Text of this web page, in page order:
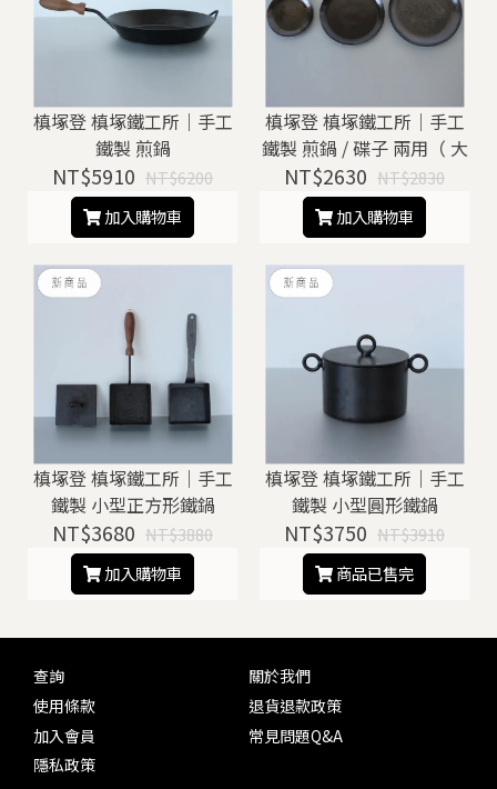
槙塚登 槙塚鐵工所｜手工
鐵製 煎鍋
NT$5910 NT$6200
加入購物車
槙塚登 槙塚鐵工所｜手工
鐵製 煎鍋 / 碟子 兩用（ 大
\ 中 \ 小 ）
NT$2630 NT$2830
加入購物車
槙塚登 槙塚鐵工所｜手工
鐵製 小型正方形鐵鍋
NT$3680 NT$3880
加入購物車
槙塚登 槙塚鐵工所｜手工
鐵製 小型圓形鐵鍋
NT$3750 NT$3910
商品已售完
查詢
關於我們
使用條款
退貨退款政策
加入會員
常見問題Q&A
隱私政策